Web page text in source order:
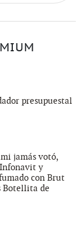
presupuestal
jamás votó,
y
con Brut
Botellita de